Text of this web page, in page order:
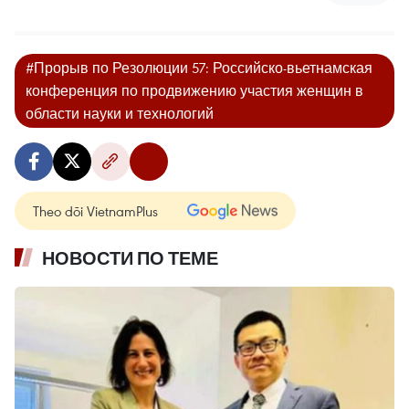
#Прорыв по Резолюции 57: Российско-вьетнамская
конференция по продвижению участия женщин в
области науки и технологий
Theo dõi VietnamPlus
НОВОСТИ ПО ТЕМЕ